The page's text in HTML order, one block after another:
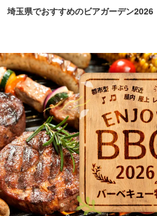
埼玉県でおすすめのビアガーデン2026